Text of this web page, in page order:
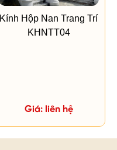
Kính Hộp Nan Trang Trí
KHNTT04
Giá: liên hệ